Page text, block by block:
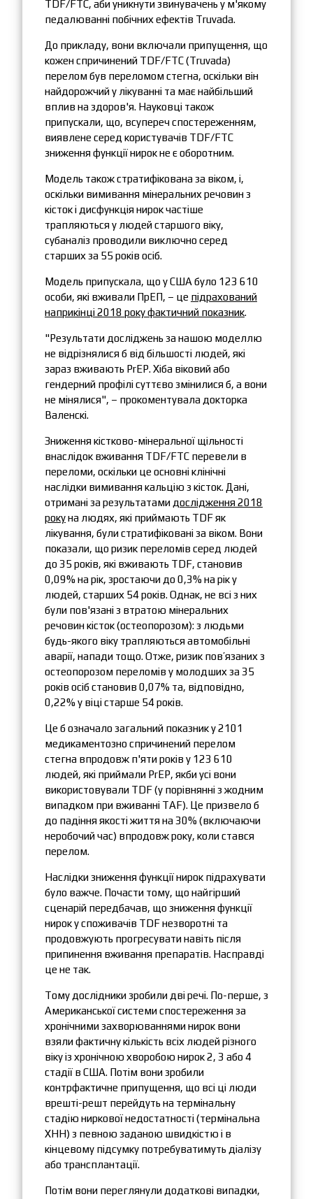
TDF/FTC, аби уникнути звинувачень у м'якому
педалюванні побічних ефектів Truvada.
До прикладу, вони включали припущення, що
кожен спричинений TDF/FTC (Truvada)
перелом був переломом стегна, оскільки він
найдорожчий у лікуванні та має найбільший
вплив на здоров'я. Науковці також
припускали, що, всупереч спостереженням,
виявлене серед користувачів TDF/FTC
зниження функції нирок не є оборотним.
Модель також стратифікована за віком, і,
оскільки вимивання мінеральних речовин з
кісток і дисфункція нирок частіше
трапляються у людей старшого віку,
субаналіз проводили виключно серед
старших за 55 років осіб.
Модель припускала, що у США було 123 610
особи, які вживали ПрЕП, – це підрахований
наприкінці 2018 року фактичний показник.
"Результати досліджень за нашою моделлю
не відрізнялися б від більшості людей, які
зараз вживають PrEP. Хіба віковий або
гендерний профілі суттєво змінилися б, а вони
не мінялися", – прокоментувала докторка
Валенскі.
Зниження кістково-мінеральної щільності
внаслідок вживання TDF/FTC перевели в
переломи, оскільки це основні клінічні
наслідки вимивання кальцію з кісток. Дані,
отримані за результатами дослідження 2018
рокуна людях, які приймають TDF як
лікування, були стратифіковані за віком. Вони
показали, що ризик переломів серед людей
до 35 років, які вживають TDF, становив
0,09% на рік, зростаючи до 0,3% на рік у
людей, старших 54 років. Однак, не всі з них
були пов'язані з втратою мінеральних
речовин кісток (остеопорозом): з людьми
будь-якого віку трапляються автомобільні
аварії, напади тощо. Отже, ризик пов’язаних з
остеопорозом переломів у молодших за 35
років осіб становив 0,07% та, відповідно,
0,22% у віці старше 54 років.
Це б означало загальний показник у 2101
медикаментозно спричинений перелом
стегна впродовж п'яти років у 123 610
людей, які приймали PrEP, якби усі вони
використовували TDF (у порівнянні з жодним
випадком при вживанні TAF). Це призвело б
до падіння якості життя на 30% (включаючи
неробочий час) впродовж року, коли стався
перелом.
Наслідки зниження функції нирок підрахувати
було важче. Почасти тому, що найгірший
сценарій передбачав, що зниження функції
нирок у споживачів TDF незворотні та
продовжують прогресувати навіть після
припинення вживання препаратів. Насправді
це не так.
Тому дослідники зробили дві речі. По-перше, з
Американської системи спостереження за
хронічними захворюваннями нирок вони
взяли фактичну кількість всіх людей різного
віку із хронічною хворобою нирок 2, 3 або 4
стадії в США. Потім вони зробили
контрфактичне припущення, що всі ці люди
врешті-решт перейдуть на термінальну
стадію ниркової недостатності (термінальна
ХНН) з певною заданою швидкістю і в
кінцевому підсумку потребуватимуть діалізу
або трансплантації.
Потім вони переглянули додаткові випадки,